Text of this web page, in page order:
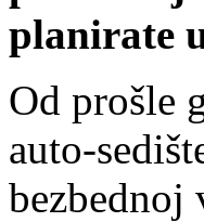
planirate
Od prošle
auto-
bezbednoj